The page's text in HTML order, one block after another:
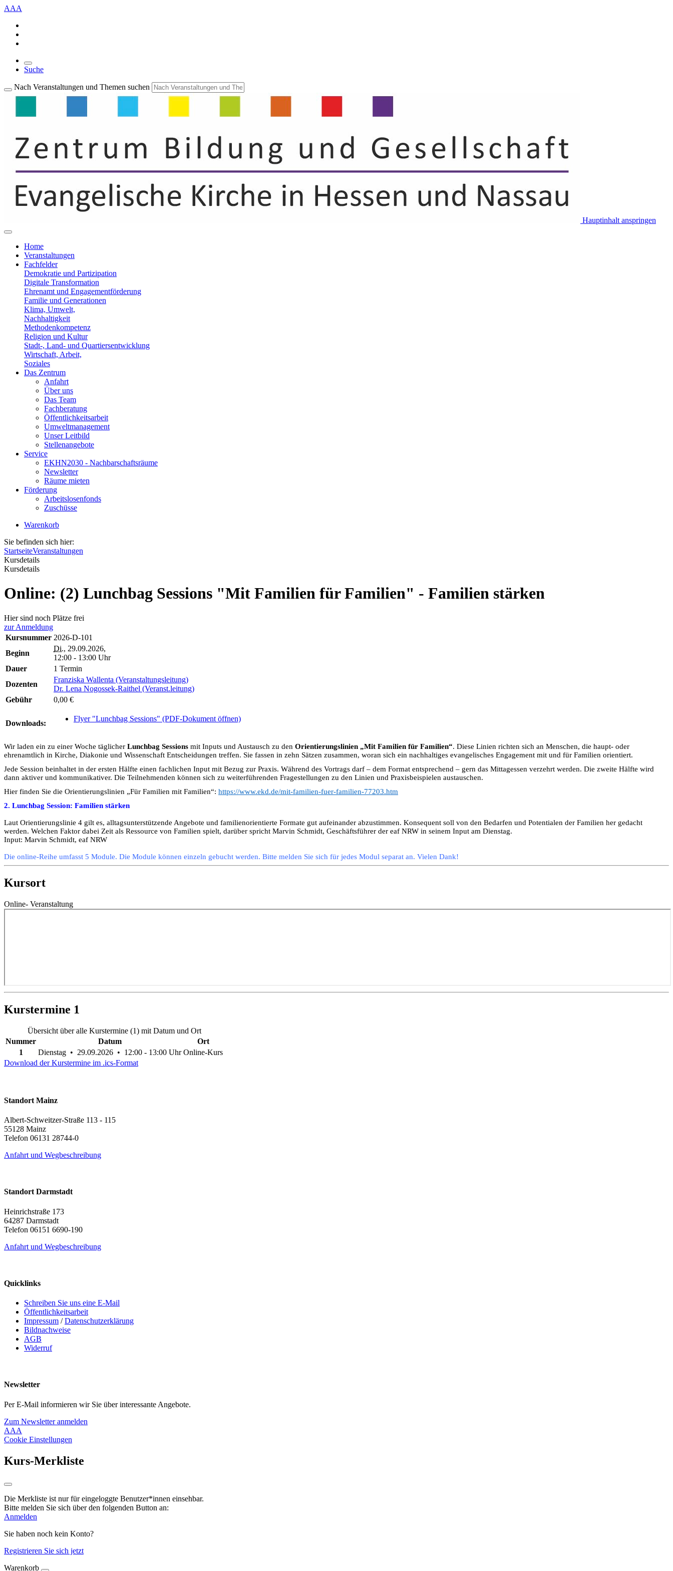
AAA
Suche
Nach Veranstaltungen und Themen suchen
Hauptinhalt anspringen
Home
Veranstaltungen
Fachfelder
Demokratie und Partizipation
Digitale Transformation
Ehrenamt und Engagementförderung
Familie und Generationen
Klima, Umwelt,
Nachhaltigkeit
Methodenkompetenz
Religion und Kultur
Stadt-, Land- und Quartiersentwicklung
Wirtschaft, Arbeit,
Soziales
Das Zentrum
Anfahrt
Über uns
Das Team
Fachberatung
Öffentlichkeitsarbeit
Umweltmanagement
Unser Leitbild
Stellenangebote
Service
EKHN2030 - Nachbarschaftsräume
Newsletter
Räume mieten
Förderung
Arbeitslosenfonds
Zuschüsse
Warenkorb
Sie befinden sich hier:
StartseiteVeranstaltungen
Kursdetails
Kursdetails
Online: (2) Lunchbag Sessions "Mit Familien für Familien" - Familien stärken
Hier sind noch Plätze frei
zur Anmeldung
Kursnummer 2026-D-101
Beginn
Di., 29.09.2026,
12:00 - 13:00 Uhr
Dauer
1 Termin
Dozenten
Franziska Wallenta (Veranstaltungsleitung)
Dr. Lena Nogossek-Raithel (Veranst.leitung)
Gebühr
0,00 €
Downloads:
Flyer "Lunchbag Sessions" (PDF-Dokument öffnen)
Wir laden ein zu einer Woche täglicher Lunchbag Sessions mit Inputs und Austausch zu den Orientierungslinien „Mit Familien für Familien“. Diese Linien richten sich an Menschen, die haupt- oder
ehrenamtlich in Kirche, Diakonie und Wissenschaft Entscheidungen treffen. Sie fassen in zehn Sätzen zusammen, woran sich ein nachhaltiges evangelisches Engagement mit und für Familien orientiert.
Jede Session beinhaltet in der ersten Hälfte einen fachlichen Input mit Bezug zur Praxis. Während des Vortrags darf – dem Format entsprechend – gern das Mittagessen verzehrt werden. Die zweite Hälfte wird
dann aktiver und kommunikativer. Die Teilnehmenden können sich zu weiterführenden Fragestellungen zu den Linien und Praxisbeispielen austauschen.
Hier finden Sie die Orientierungslinien „Für Familien mit Familien“: https://www.ekd.de/mit-familien-fuer-familien-77203.htm
2. Lunchbag Session: Familien stärken
Laut Orientierungslinie 4 gilt es, alltagsunterstützende Angebote und familienorientierte Formate gut aufeinander abzustimmen. Konsequent soll von den Bedarfen und Potentialen der Familien her gedacht
werden. Welchen Faktor dabei Zeit als Ressource von Familien spielt, darüber spricht Marvin Schmidt, Geschäftsführer der eaf NRW in seinem Input am Dienstag.
Input: Marvin Schmidt, eaf NRW
Die online-Reihe umfasst 5 Module. Die Module können einzeln gebucht werden. Bitte melden Sie sich für jedes Modul separat an. Vielen Dank!
Kursort
Online- Veranstaltung
Kurstermine 1
Übersicht über alle Kurstermine (1) mit Datum und Ort
Nummer
Datum
Ort
1
Dienstag • 29.09.2026 • 12:00 - 13:00 Uhr Online-Kurs
Download der Kurstermine im .ics-Format
Standort Mainz
Albert-Schweitzer-Straße 113 - 115
55128 Mainz
Telefon 06131 28744-0
Anfahrt und Wegbeschreibung
Standort Darmstadt
Heinrichstraße 173
64287 Darmstadt
Telefon 06151 6690-190
Anfahrt und Wegbeschreibung
Quicklinks
Schreiben Sie uns eine E-Mail
Öffentlichkeitsarbeit
Impressum /Datenschutzerklärung
Bildnachweise
AGB
Widerruf
Newsletter
Per E-Mail informieren wir Sie über interessante Angebote.
Zum Newsletter anmelden
AAA
Cookie Einstellungen
Kurs-Merkliste
Die Merkliste ist nur für eingeloggte Benutzer*innen einsehbar.
Bitte melden Sie sich über den folgenden Button an:
Anmelden
Sie haben noch kein Konto?
Registrieren Sie sich jetzt
Warenkorb